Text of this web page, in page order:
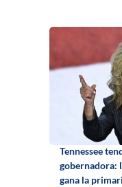
Tennessee
gobernadora:
gana la